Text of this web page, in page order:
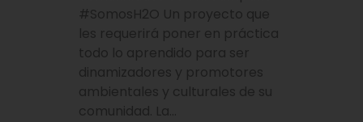
#SomosH2O Un proyecto que
les requerirá poner en práctica
todo lo aprendido para ser
dinamizadores y promotores
ambientales y culturales de su
comunidad. La...